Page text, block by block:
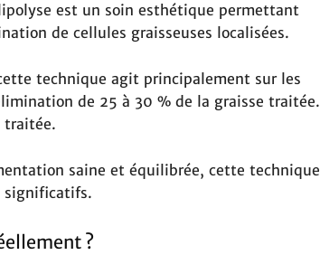
est un soin esthétique permettant
de cellules graisseuses localisées.
technique agit principalement sur les
de 25 à 30 % de la graisse traitée.
traitée.
saine et équilibrée, cette technique
significatifs.
?